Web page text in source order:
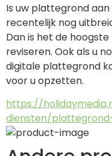
Is uw plattegrond
recentelijk nog
Dan is het de
reviseren. Ook als u
digitale plattegrond
voor u opzetten.
https://
diensten/